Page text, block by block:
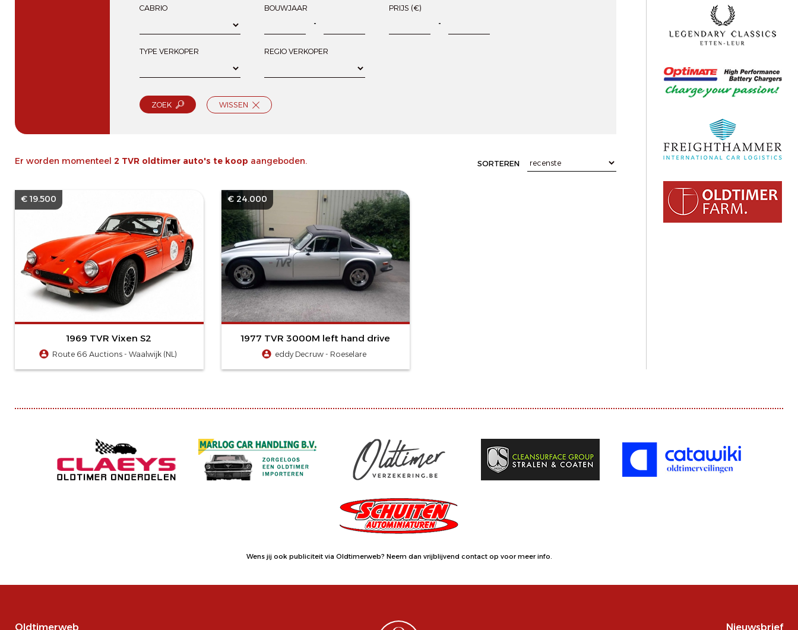
CABRIO BOUWJAAR
-
PRIJS (€)
-
TYPE VERKOPER REGIO VERKOPER
ZOEK WISSEN
Er worden momenteel 2 TVR oldtimer auto's te koop aangeboden. SORTEREN
€ 19.500
1969 TVR Vixen S2
Route 66 Auctions - Waalwijk (NL)
€ 24.000
1977 TVR 3000M left hand drive
eddy Decruw - Roeselare
Wens jij ook publiciteit via Oldtimerweb? Neem dan vrijblijvend contact op voor meer info.
Oldtimerweb Nieuwsbrief